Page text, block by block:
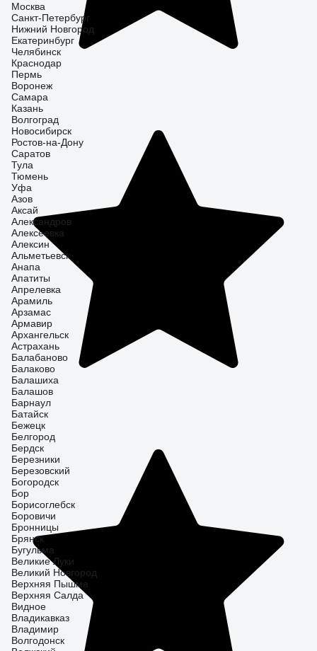
Москва
Санкт-Петербург
Нижний Новгород
Екатеринбург
Челябинск
Краснодар
Пермь
Воронеж
Самара
Казань
Волгоград
Новосибирск
Ростов-на-Дону
Саратов
Тула
Тюмень
Уфа
Азов
Аксай
Александров
Алексеевка
Алексин
Альметьевск
Анапа
Апатиты
Апрелевка
Арамиль
Арзамас
Армавир
Архангельск
Астрахань
Балабаново
Балаково
Балашиха
Балашов
Барнаул
Батайск
Бежецк
Белгород
Бердск
Березники
Березовский
Богородск
Бор
Борисоглебск
Боровичи
Бронницы
Брянск
Бугульма
Великие Луки
Великий Новгород
Верхняя Пышма
Верхняя Салда
Видное
Владикавказ
Владимир
Волгодонск